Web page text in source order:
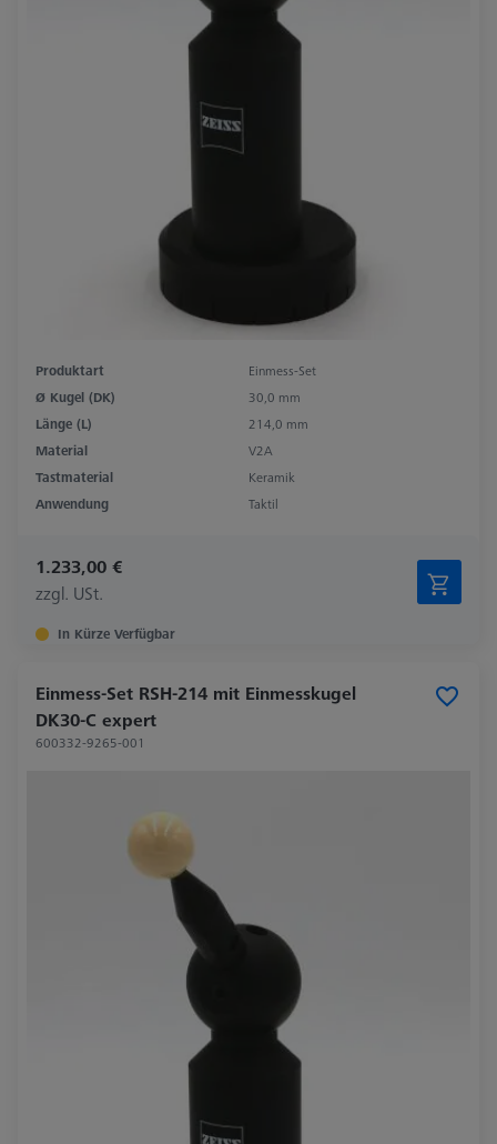
Produktart
Einmess-Set
Ø Kugel (DK)
30,0 mm
Länge (L)
214,0 mm
Material
V2A
Tastmaterial
Keramik
Anwendung
Taktil
1.233,00 €
zzgl. USt.
In Kürze Verfügbar
Einmess-Set RSH-214 mit Einmesskugel
DK30-C expert
600332-9265-001